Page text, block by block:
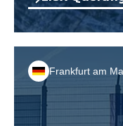
Frankfurt am